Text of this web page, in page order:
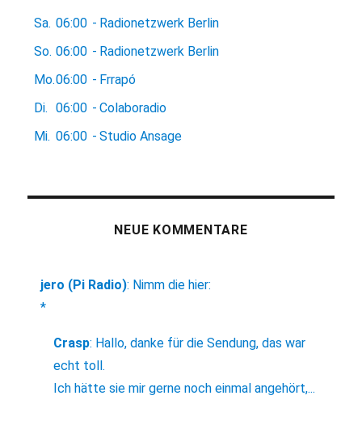
Sa. 06:00 - Radionetzwerk Berlin
So. 06:00 - Radionetzwerk Berlin
Mo.06:00 - Frrapó
Di.
06:00 - Colaboradio
Mi. 06:00 - Studio Ansage
NEUE KOMMENTARE
jero (Pi Radio): Nimm die hier:
*
Crasp: Hallo, danke für die Sendung, das war
echt toll.
Ich hätte sie mir gerne noch einmal angehört,...